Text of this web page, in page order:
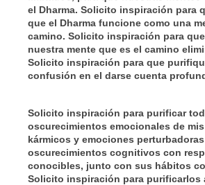
el Dharma. Solicito inspiración para
que el Dharma funcione como una
camino. Solicito inspiración para
nuestra mente que es el camino
Solicito inspiración para que
confusión en el darse cuenta
Solicito inspiración para purificar
oscurecimientos emocionales de
kármicos y emociones
oscurecimientos cognitivos con
conocibles, junto con sus hábitos
Solicito inspiración para purificarlos